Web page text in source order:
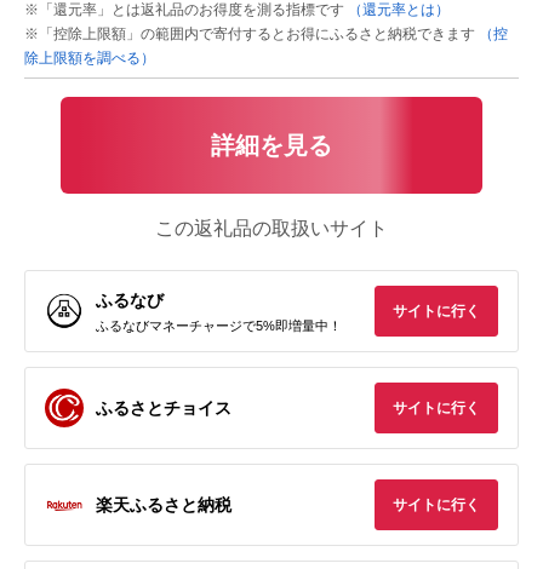
※「還元率」とは返礼品のお得度を測る指標です
（還元率とは）
※「控除上限額」の範囲内で寄付するとお得にふるさと納税できます
（控
除上限額を調べる）
詳細を見る
この返礼品の取扱いサイト
ふるなび
ふるなびマネーチャージで5%即増量中！
サイトに行く
ふるさとチョイス サイトに行く
楽天ふるさと納税 サイトに行く